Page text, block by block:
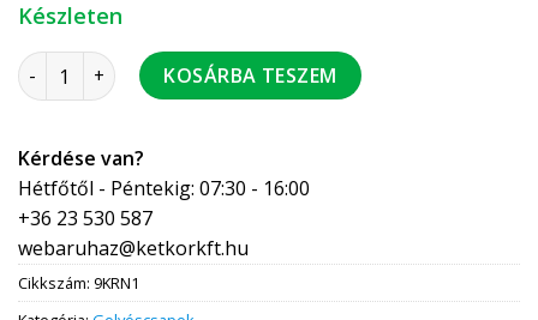
Készleten
FERRO F-Comfort MINI golyóscsap 1/2" KB 20/csomag 240/
KOSÁRBA TESZEM
Kérdése van?
Hétfőtől - Péntekig: 07:30 - 16:00
+36 23 530 587
webaruhaz@ketkorkft.hu
Cikkszám: 9KRN1